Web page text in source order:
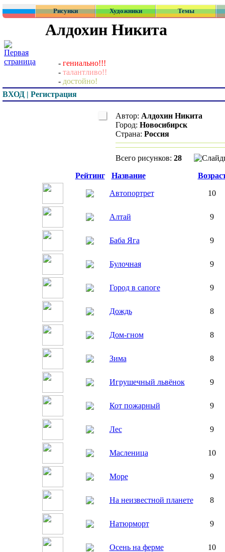
Рисунки Художники Темы
Алдохин Никита
- гениально!!!
- талантливо!!
- достойно!
ВХОД | Регистрация
Автор: Алдохин Никита
Город: Новосибирск
Страна: Россия
Всего рисунков: 28
Рейтинг Название
Автопортрет 10
Алтай 9
Баба Яга 9
Булочная 9
Город в сапоге 9
Дождь 8
Дом-гном 8
Зима 8
Игрушечный львёнок 9
Кот пожарный 9
Лес 9
Масленица 10
Море 9
На неизвестной планете 8
Натюрморт 9
Осень на ферме 10